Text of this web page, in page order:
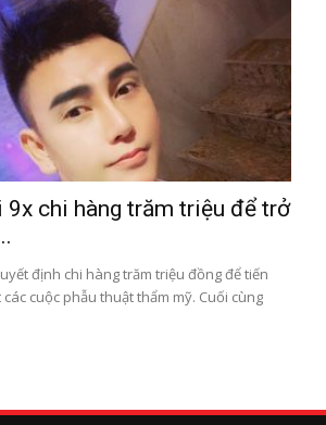
9x chi hàng trăm triệu để trở
định chi hàng trăm triệu đồng để tiến
cuộc phẫu thuật thẩm mỹ. Cuối cùng